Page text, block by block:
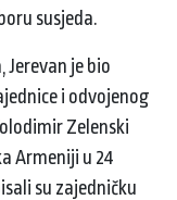
susjeda.
Jerevan je bio
i odvojenog
Zelenski
Armeniji u 24
su zajedničku